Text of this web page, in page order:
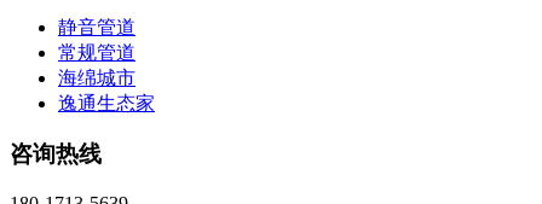
静音管道
常规管道
海绵城市
逸通生态家
咨询热线